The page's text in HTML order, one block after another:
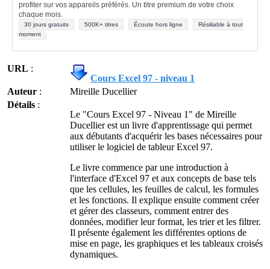
profiter sur vos appareils préférés. Un titre premium de votre choix
chaque mois.
30 jours gratuits 500K+ titres Écoute hors ligne
Résiliable à tout
moment
URL :
Cours Excel 97 - niveau 1
Auteur :
Mireille Ducellier
Détails :
Le "Cours Excel 97 - Niveau 1" de Mireille
Ducellier est un livre d'apprentissage qui permet
aux débutants d'acquérir les bases nécessaires pour
utiliser le logiciel de tableur Excel 97.
Le livre commence par une introduction à
l'interface d'Excel 97 et aux concepts de base tels
que les cellules, les feuilles de calcul, les formules
et les fonctions. Il explique ensuite comment créer
et gérer des classeurs, comment entrer des
données, modifier leur format, les trier et les filtrer.
Il présente également les différentes options de
mise en page, les graphiques et les tableaux croisés
dynamiques.